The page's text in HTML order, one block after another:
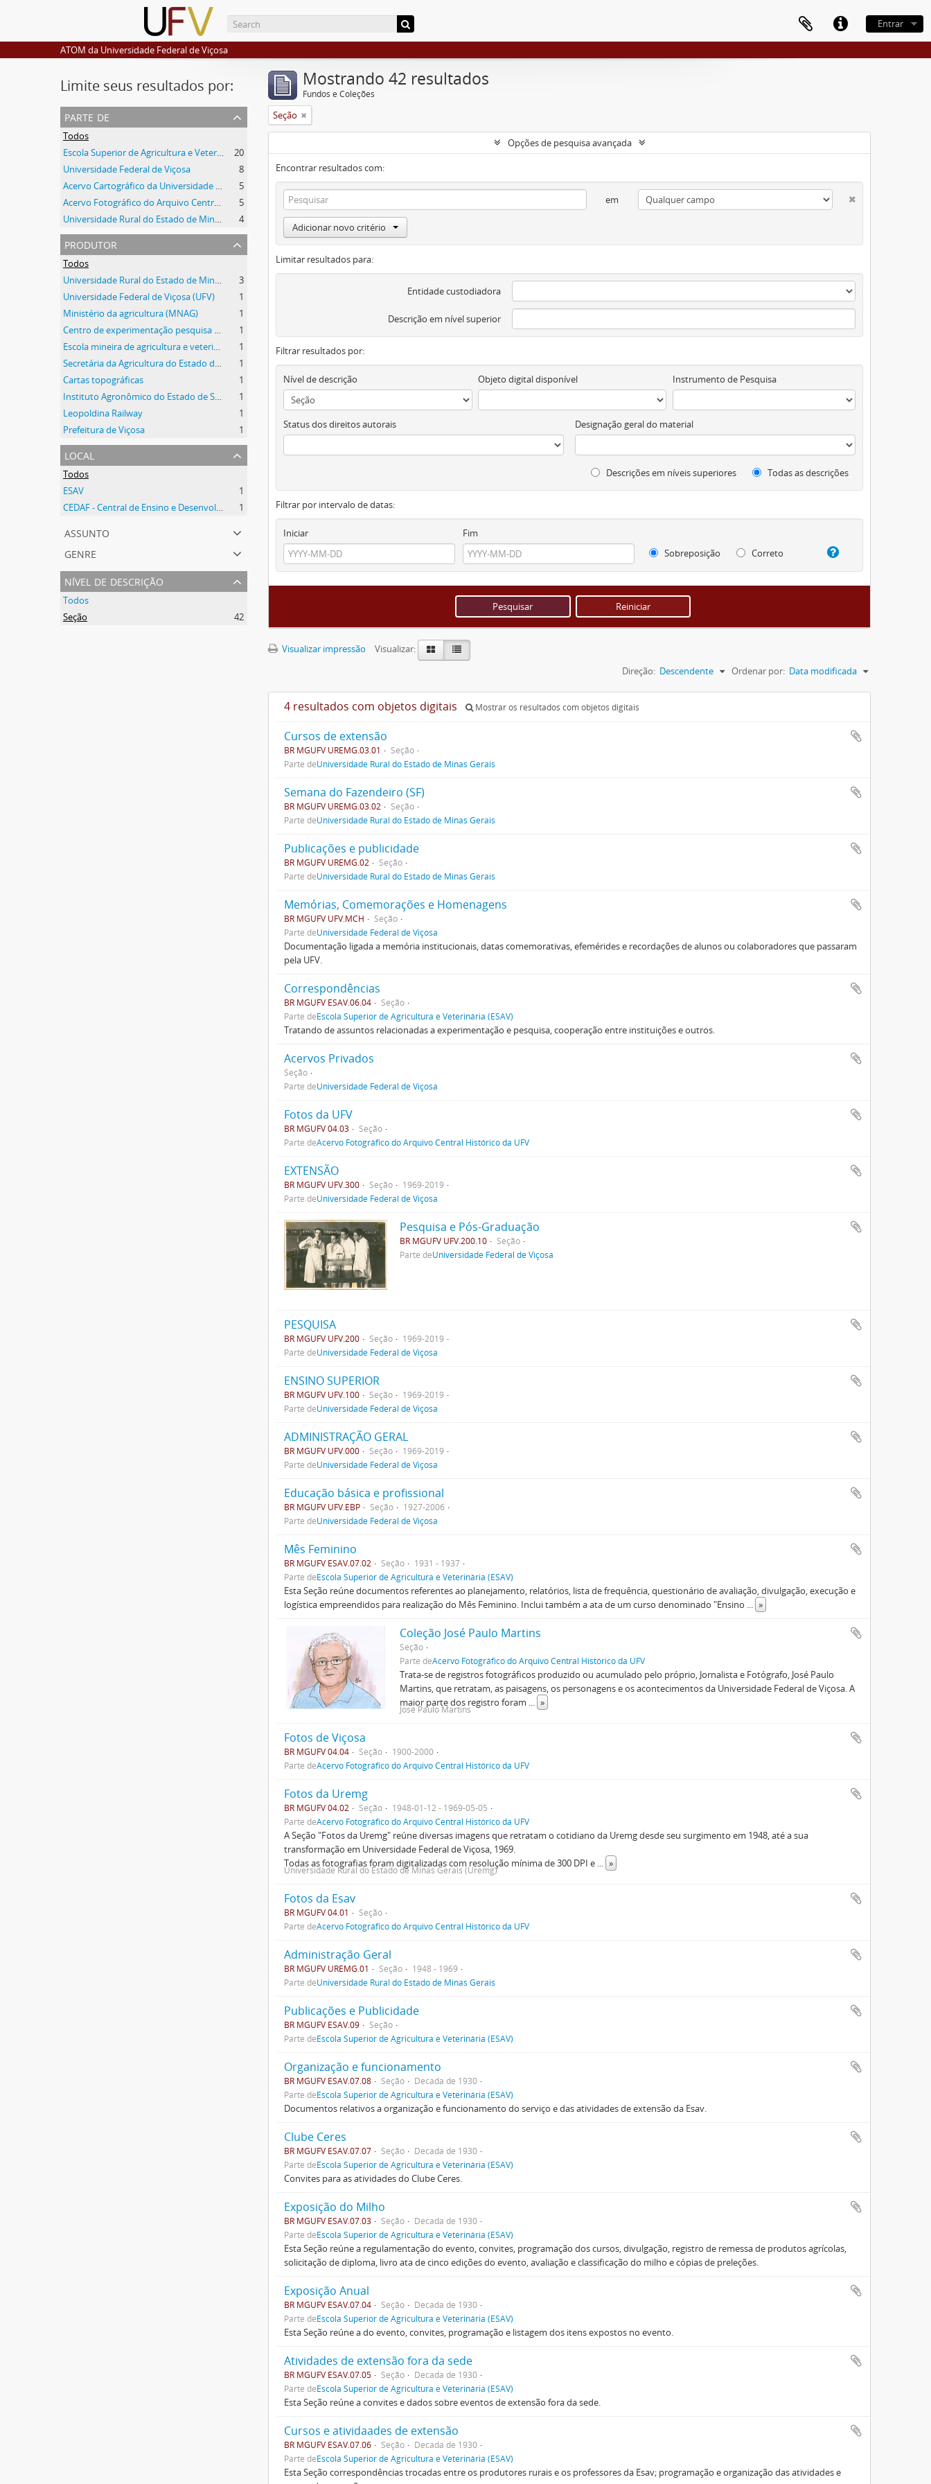
Entrar
ATOM da Universidade Federal de Viçosa
Limite seus resultados por:
parte de
Todos
Escola Superior de Agricultura e Veterinária (ESAV)
20
Universidade Federal de Viçosa
8
Acervo Cartográfico da Universidade Federal de Viçosa
5
Acervo Fotográfico do Arquivo Central Histórico da UFV
5
Universidade Rural do Estado de Minas Gerais
4
produtor
Todos
Universidade Rural do Estado de Minas Gerais (Uremg)
3
Universidade Federal de Viçosa (UFV)
1
Ministério da agricultura (MNAG)
1
Centro de experimentação pesquisa e extensão do triângulo (CEPET)
1
Escola mineira de agricultura e veterinária (EMAV)
1
Secretária da Agricultura do Estado de Minas Gerais (SAMG)
1
Cartas topográficas
1
Instituto Agronômico do Estado de São Paulo (IAC)
1
Leopoldina Railway
1
Prefeitura de Viçosa
1
local
Todos
ESAV
1
CEDAF - Central de Ensino e Desenvolvimento Agrário de Florestal
1
assunto
genre
nível de descrição
Todos
Seção
42
Mostrando 42 resultados
Fundos e Coleções
Seção
Opções de pesquisa avançada
Encontrar resultados com:
em
Adicionar novo critério
Limitar resultados para:
Entidade custodiadora
Descrição em nível superior
Filtrar resultados por:
Nível de descrição Objeto digital disponível Instrumento de Pesquisa
Status dos direitos autorais Designação geral do material
Descrições em níveis superiores Todas as descrições
Filtrar por intervalo de datas:
Iniciar
Fim
Sobreposição
Correto
Visualizar impressão
Visualizar:
Ordenar por: Data modificada
Direção: Descendente
4 resultados com objetos digitais Mostrar os resultados com objetos digitais
Cursos de extensão
BR MGUFV UREMG.03.01
Seção
Parte deUniversidade Rural do Estado de Minas Gerais
Semana do Fazendeiro (SF)
BR MGUFV UREMG.03.02
Seção
Parte deUniversidade Rural do Estado de Minas Gerais
Publicações e publicidade
BR MGUFV UREMG.02
Seção
Parte deUniversidade Rural do Estado de Minas Gerais
Memórias, Comemorações e Homenagens
BR MGUFV UFV.MCH
Seção
Parte deUniversidade Federal de Viçosa
Documentação ligada a memória institucionais, datas comemorativas, efemérides e recordações de alunos ou colaboradores que passaram
pela UFV.
Correspondências
BR MGUFV ESAV.06.04
Seção
Parte deEscola Superior de Agricultura e Veterinária (ESAV)
Tratando de assuntos relacionadas a experimentação e pesquisa, cooperação entre instituições e outros.
Acervos Privados
Seção
Parte deUniversidade Federal de Viçosa
Fotos da UFV
BR MGUFV 04.03
Seção
Parte deAcervo Fotográfico do Arquivo Central Histórico da UFV
EXTENSÃO
BR MGUFV UFV.300 Seção
1969-2019
Parte deUniversidade Federal de Viçosa
Pesquisa e Pós-Graduação
BR MGUFV UFV.200.10
Seção
Parte deUniversidade Federal de Viçosa
PESQUISA
BR MGUFV UFV.200 Seção
1969-2019
Parte deUniversidade Federal de Viçosa
ENSINO SUPERIOR
BR MGUFV UFV.100 Seção
1969-2019
Parte deUniversidade Federal de Viçosa
ADMINISTRAÇÃO GERAL
BR MGUFV UFV.000 Seção
1969-2019
Parte deUniversidade Federal de Viçosa
Educação básica e profissional
BR MGUFV UFV.EBP Seção
1927-2006
Parte deUniversidade Federal de Viçosa
Mês Feminino
BR MGUFV ESAV.07.02 Seção
1931 - 1937
Parte deEscola Superior de Agricultura e Veterinária (ESAV)
Esta Seção reúne documentos referentes ao planejamento, relatórios, lista de frequência, questionário de avaliação, divulgação, execução e
logística empreendidos para realização do Mês Feminino. Inclui também a ata de um curso denominado "Ensino
»
Coleção José Paulo Martins
Seção
Parte deAcervo Fotográfico do Arquivo Central Histórico da UFV
Trata-se de registros fotográficos produzido ou acumulado pelo próprio, Jornalista e Fotógrafo, José Paulo
Martins, que retratam, as paisagens, os personagens e os acontecimentos da Universidade Federal de Viçosa. A
maior parte dos registro foram
»
José Paulo Martins
Fotos de Viçosa
BR MGUFV 04.04 Seção
1900-2000
Parte deAcervo Fotográfico do Arquivo Central Histórico da UFV
Fotos da Uremg
BR MGUFV 04.02 Seção
1948-01-12 - 1969-05-05
Parte deAcervo Fotográfico do Arquivo Central Histórico da UFV
A Seção "Fotos da Uremg" reúne diversas imagens que retratam o cotidiano da Uremg desde seu surgimento em 1948, até a sua
transformação em Universidade Federal de Viçosa, 1969.
Todas as fotografias foram digitalizadas com resolução mínima de 300 DPI e
»
Universidade Rural do Estado de Minas Gerais (Uremg)
Fotos da Esav
BR MGUFV 04.01
Seção
Parte deAcervo Fotográfico do Arquivo Central Histórico da UFV
Administração Geral
BR MGUFV UREMG.01 Seção
1948 - 1969
Parte deUniversidade Rural do Estado de Minas Gerais
Publicações e Publicidade
BR MGUFV ESAV.09
Seção
Parte deEscola Superior de Agricultura e Veterinária (ESAV)
Organização e funcionamento
BR MGUFV ESAV.07.08 Seção
Decada de 1930
Parte deEscola Superior de Agricultura e Veterinária (ESAV)
Documentos relativos a organização e funcionamento do serviço e das atividades de extensão da Esav.
Clube Ceres
BR MGUFV ESAV.07.07 Seção
Decada de 1930
Parte deEscola Superior de Agricultura e Veterinária (ESAV)
Convites para as atividades do Clube Ceres.
Exposição do Milho
BR MGUFV ESAV.07.03 Seção
Decada de 1930
Parte deEscola Superior de Agricultura e Veterinária (ESAV)
Esta Seção reúne a regulamentação do evento, convites, programação dos cursos, divulgação, registro de remessa de produtos agrícolas,
solicitação de diploma, livro ata de cinco edições do evento, avaliação e classificação do milho e cópias de preleções.
Exposição Anual
BR MGUFV ESAV.07.04 Seção
Decada de 1930
Parte deEscola Superior de Agricultura e Veterinária (ESAV)
Esta Seção reúne a do evento, convites, programação e listagem dos itens expostos no evento.
Atividades de extensão fora da sede
BR MGUFV ESAV.07.05 Seção
Decada de 1930
Parte deEscola Superior de Agricultura e Veterinária (ESAV)
Esta Seção reúne a convites e dados sobre eventos de extensão fora da sede.
Cursos e atividaades de extensão
BR MGUFV ESAV.07.06 Seção
Decada de 1930
Parte deEscola Superior de Agricultura e Veterinária (ESAV)
Esta Seção correspondências trocadas entre os produtores rurais e os professores da Esav; programação e organização das atividades e